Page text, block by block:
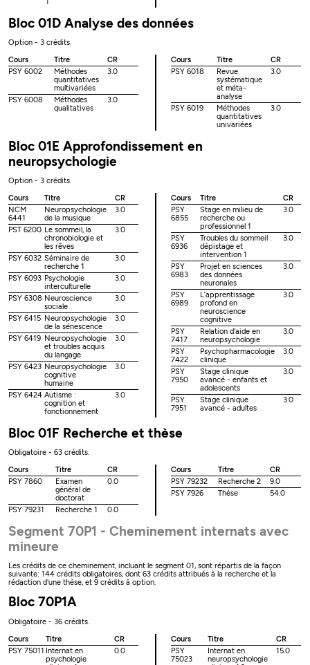
1
Bloc 01D Analyse des données
Option - 3 crédits.
Cours
Titre
CR
PSY 6002
Méthodes
quantitatives
multivariées
3.0
PSY 6008
Méthodes
qualitatives
3.0
Cours Titre
CR
PSY 6018
Revue
systématique
et méta-
analyse
3.0
PSY 6019
Méthodes
quantitatives
univariées
3.0
Bloc 01E Approfondissement en
neuropsychologie
Option - 3 crédits.
Cours
Titre
CR
NCM
6441
Neuropsychologie
de la musique
3.0
PST 6200 Le sommeil, la
chronobiologie et
les rêves
3.0
PSY 6032 Séminaire de
recherche 1
3.0
PSY 6093 Psychologie
interculturelle
3.0
PSY 6308 Neuroscience
sociale
3.0
PSY 6415 Neuropsychologie
de la sénescence
3.0
PSY 6419 Neuropsychologie
et troubles acquis
du langage
3.0
PSY 6423 Neuropsychologie
cognitive
humaine
3.0
PSY 6424 Autisme :
cognition et
fonctionnement
3.0
Cours Titre
CR
PSY
6855
Stage en milieu de
recherche ou
professionnel 1
3.0
PSY
6936
Troubles du sommeil :
dépistage et
intervention 1
3.0
PSY
6983
Projet en sciences
des données
neuronales
3.0
PSY
6989
L’apprentissage
profond en
neuroscience
cognitive
3.0
PSY
7417
Relation d'aide en
neuropsychologie
3.0
PSY
7422
Psychopharmacologie
clinique
3.0
PSY
7950
Stage clinique
avancé - enfants et
adolescents
3.0
PSY
7951
Stage clinique
avancé - adultes
3.0
Bloc 01F Recherche et thèse
Obligatoire - 63 crédits.
Cours
Titre
CR
PSY 7860
Examen
général de
doctorat
0.0
PSY 79231 Recherche 1 0.0
Cours Titre
CR
PSY 79232
Recherche 2
9.0
PSY 7926
Thèse 54.0
Segment 70P1 - Cheminement internats avec
mineure
Les crédits de ce cheminement, incluant le segment 01, sont répartis de la façon
suivante: 144 crédits obligatoires, dont 63 crédits attribués à la recherche et la
rédaction d'une thèse, et 9 crédits à option.
Bloc 70P1A
Obligatoire - 36 crédits.
Cours
Titre
CR
PSY 75011 Internat en
psychologie
0.0
Cours Titre
CR
PSY
75023
Internat en
neuropsychologie
15.0